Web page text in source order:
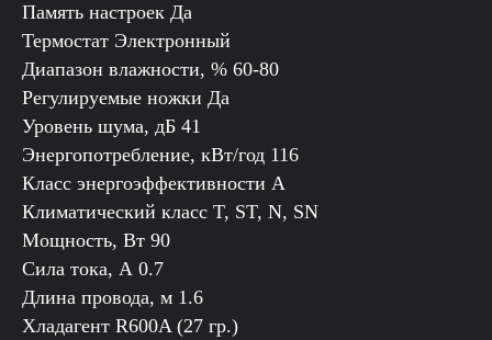
Память настроек Да
Термостат Электронный
Диапазон влажности, % 60-80
Регулируемые ножки Да
Уровень шума, дБ 41
Энергопотребление, кВт/год 116
Класс энергоэффективности A
Климатический класс T, ST, N, SN
Мощность, Вт 90
Сила тока, А 0.7
Длина провода, м 1.6
Хладагент R600A (27 гр.)